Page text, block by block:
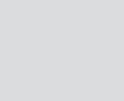
EN QUOI
CETTE
L'Agence nationale
radioactifs (Andra)
long terme des
France. A la limite de
Marne, l'Andra
de centre industriel